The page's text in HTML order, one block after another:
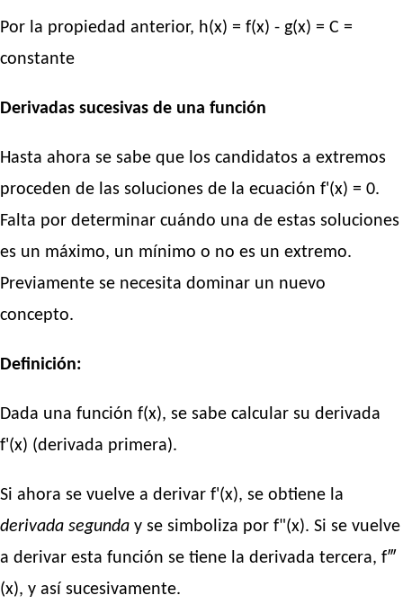
Por la propiedad anterior, h(x) = f(x) - g(x) = C =
constante
Derivadas sucesivas de una función
Hasta ahora se sabe que los candidatos a extremos
proceden de las soluciones de la ecuación f'(x) = 0.
Falta por determinar cuándo una de estas soluciones
es un máximo, un mínimo o no es un extremo.
Previamente se necesita dominar un nuevo
concepto.
Definición:
Dada una función f(x), se sabe calcular su derivada
f'(x) (derivada primera).
Si ahora se vuelve a derivar f'(x), se obtiene la
derivada segunda y se simboliza por f"(x). Si se vuelve
a derivar esta función se tiene la derivada tercera, f‴
(x), y así sucesivamente.